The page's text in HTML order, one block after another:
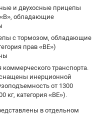
и двухосные прицепы
обладающие
с тормозом, обладающие
прав «BE»)
транспорта.
инерционной
от 1300
кг, категория «BE»).
в отдельном